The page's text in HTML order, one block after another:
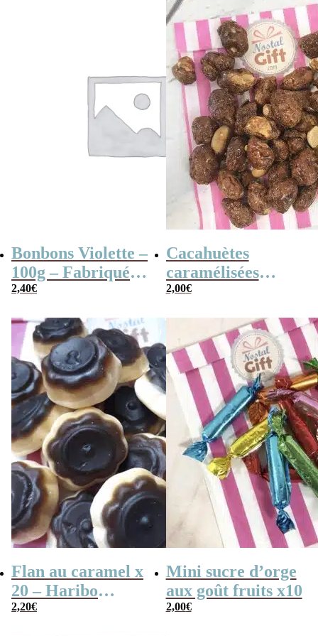
Bonbons Violette –
100g – Fabriqués
en France
2,40€
Cacahuètes
caramélisées
(chouchou) – 100g
2,00€
Flan au caramel x
20 – Haribo
2,20€
Mini sucre d’orge
aux goût fruits x10
2,00€